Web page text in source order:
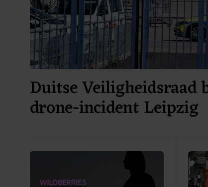
Duitse Veiligheidsraad
drone-incident Leipzig